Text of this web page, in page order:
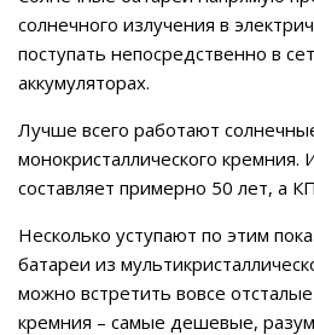
солнечного излучения в
поступать непосредственно в
аккумуляторах.
Лучше всего работают
монокристаллического кремния.
составляет примерно 50 лет, а
Несколько уступают по этим
батареи из
можно встретить вовсе
кремния – самые дешевые,